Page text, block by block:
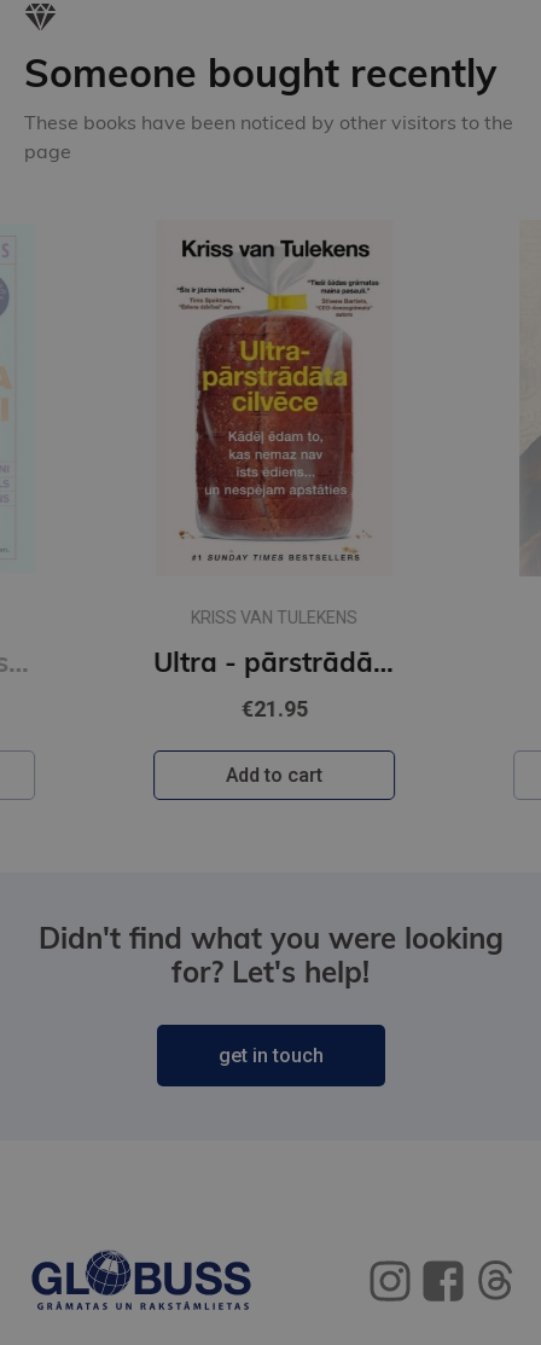
Someone bought recently
These books have been noticed by other visitors to the
page
Sešas vielas, kas maina tavu dzīvi
KRISS VAN TULEKENS
Ultra - pārstrādāta cilvēce
€21.95
Add to cart
Didn't find what you were looking
for? Let's help!
get in touch